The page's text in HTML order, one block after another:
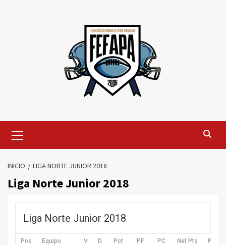
primario
INICIO LIGA NORTE JUNIOR 2018
Liga Norte Junior 2018
Liga Norte Junior 2018
Pos Equipo V D Pct PF PC Net Pts PA